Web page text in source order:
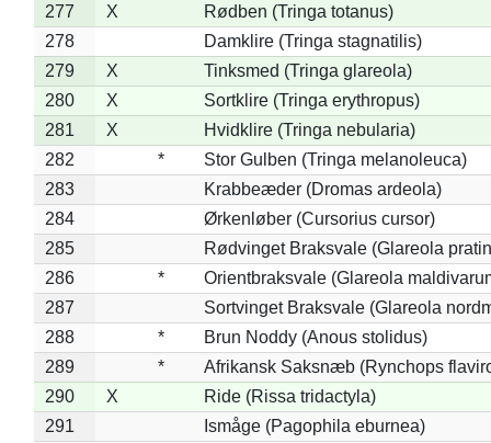
277
X
Rødben (Tringa totanus)
278
Damklire (Tringa stagnatilis)
279
X
Tinksmed (Tringa glareola)
280
X
Sortklire (Tringa erythropus)
281
X
Hvidklire (Tringa nebularia)
282
*
Stor Gulben (Tringa melanoleuca)
283
Krabbeæder (Dromas ardeola)
284
Ørkenløber (Cursorius cursor)
285
Rødvinget Braksvale (Glareola
286
*
Orientbraksvale (Glareola
287
Sortvinget Braksvale (Glareola
288
*
Brun Noddy (Anous stolidus)
289
*
Afrikansk Saksnæb (Rynchops
290
X
Ride (Rissa tridactyla)
291
Ismåge (Pagophila eburnea)